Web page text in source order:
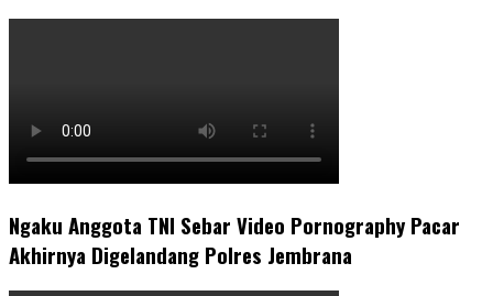
Ngaku Anggota TNI Sebar Video Pornography Pacar
Akhirnya Digelandang Polres Jembrana